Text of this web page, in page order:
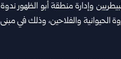
وإدارة منطقة أبو الظهور ندوة
الحيوانية والفلاحين، وذلك في مبنى